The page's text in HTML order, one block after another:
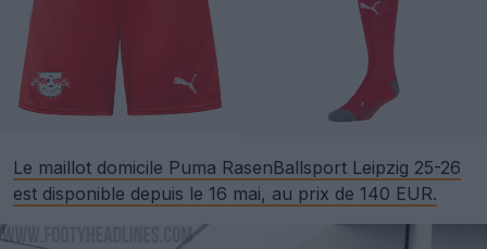
Le maillot domicile Puma RasenBallsport Leipzig 25-26
est disponible depuis le 16 mai, au prix de 140 EUR.